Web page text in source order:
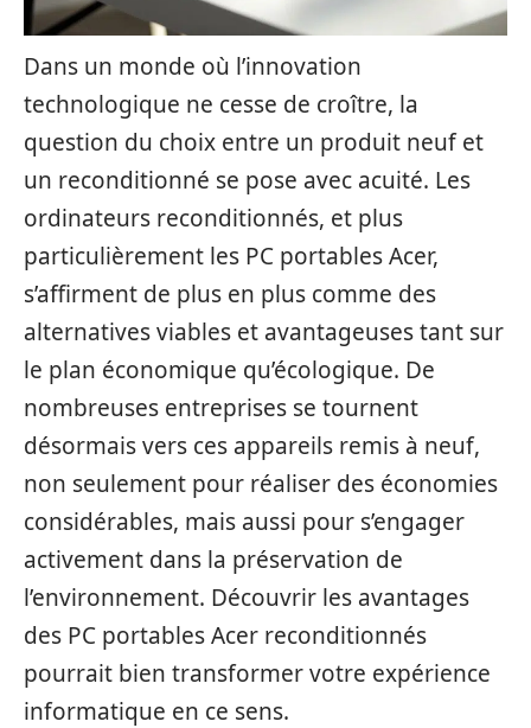
Dans un monde où l’innovation
technologique ne cesse de croître, la
question du choix entre un produit neuf et
un reconditionné se pose avec acuité. Les
ordinateurs reconditionnés, et plus
particulièrement les PC portables Acer,
s’affirment de plus en plus comme des
alternatives viables et avantageuses tant sur
le plan économique qu’écologique. De
nombreuses entreprises se tournent
désormais vers ces appareils remis à neuf,
non seulement pour réaliser des économies
considérables, mais aussi pour s’engager
activement dans la préservation de
l’environnement. Découvrir les avantages
des PC portables Acer reconditionnés
pourrait bien transformer votre expérience
informatique en ce sens.